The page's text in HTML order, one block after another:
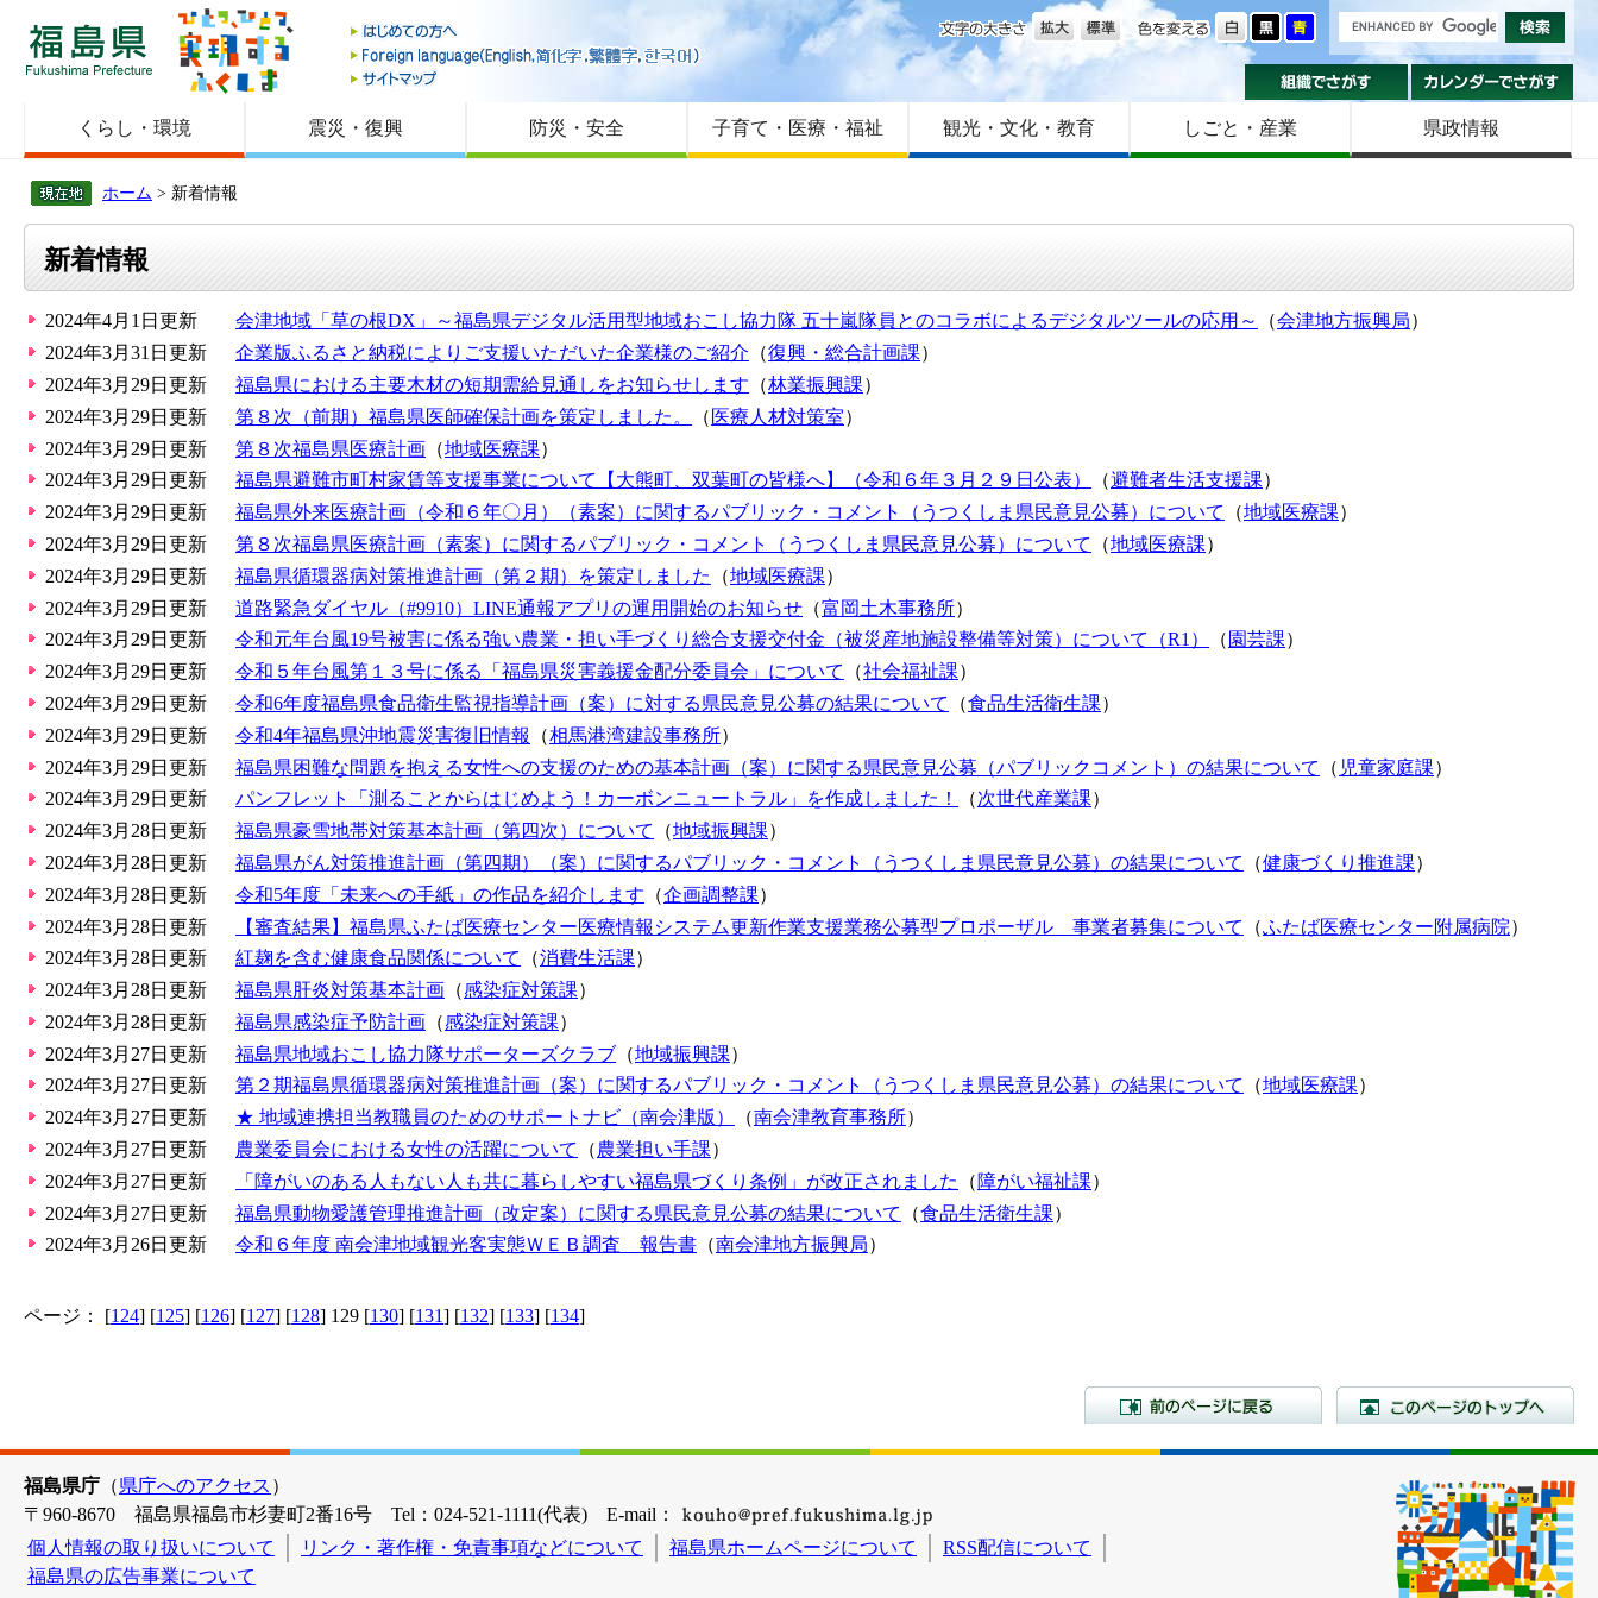
福島県
はじめての方へ
Foreign language
サイトマップ
色を変える
文字の大きさ
組織でさがす
くらし・環境 震災・復興 防災・安全 子育て・医療・福祉 観光・文化・教育 しごと・産業 県政情報
ホーム > 新着情報
新着情報
2024年4月1日更新 会津地域「草の根DX」～福島県デジタル活用型地域おこし協力隊 五十嵐隊員とのコラボによるデジタルツールの応用～ （会津地方振興局）
2024年3月31日更新
企業版ふるさと納税によりご支援いただいた企業様のご紹介 （復興・総合計画課）
2024年3月29日更新
福島県における主要木材の短期需給見通しをお知らせします （林業振興課）
2024年3月29日更新
第８次（前期）福島県医師確保計画を策定しました。 （ 医療人材対策室）
2024年3月29日更新
第８次福島県医療計画 （地域医療課）
2024年3月29日更新
福島県避難市町村家賃等支援事業について【大熊町、双葉町の皆様へ】（令和６年３月２９日公表） （避難者生活支援課）
2024年3月29日更新
福島県外来医療計画（令和６年〇月）（素案）に関するパブリック・コメント（うつくしま県民意見公募）について （地域医療課）
2024年3月29日更新
第８次福島県医療計画（素案）に関するパブリック・コメント（うつくしま県民意見公募）について （地域医療課）
2024年3月29日更新
福島県循環器病対策推進計画（第２期）を策定しました （地域医療課）
2024年3月29日更新
道路緊急ダイヤル（#9910）LINE通報アプリの運用開始のお知らせ （富岡土木事務所）
2024年3月29日更新
令和元年台風19号被害に係る強い農業・担い手づくり総合支援交付金（被災産地施設整備等対策）について（R1） （ 園芸課）
2024年3月29日更新
令和５年台風第１３号に係る「福島県災害義援金配分委員会」について （社会福祉課）
2024年3月29日更新
令和6年度福島県食品衛生監視指導計画（案）に対する県民意見公募の結果について （食品生活衛生課）
2024年3月29日更新
令和4年福島県沖地震災害復旧情報 （相馬港湾建設事務所）
2024年3月29日更新
福島県困難な問題を抱える女性への支援のための基本計画（案）に関する県民意見公募（パブリックコメント）の結果について （ 児童家庭課）
2024年3月29日更新
パンフレット「測ることからはじめよう！カーボンニュートラル」を作成しました！ （次世代産業課）
2024年3月28日更新
福島県豪雪地帯対策基本計画（第四次）について （地域振興課）
2024年3月28日更新
福島県がん対策推進計画（第四期）（案）に関するパブリック・コメント（うつくしま県民意見公募）の結果について （健康づくり推進課）
2024年3月28日更新
令和5年度「未来への手紙」の作品を紹介します （企画調整課）
2024年3月28日更新
【審査結果】福島県ふたば医療センター医療情報システム更新作業支援業務公募型プロポーザル 事業者募集について （ふたば医療センター附属病院）
2024年3月28日更新
紅麹を含む健康食品関係について （消費生活課）
2024年3月28日更新
福島県肝炎対策基本計画 （感染症対策課）
2024年3月28日更新
福島県感染症予防計画 （感染症対策課）
2024年3月27日更新
福島県地域おこし協力隊サポーターズクラブ （地域振興課）
2024年3月27日更新
第２期福島県循環器病対策推進計画（案）に関するパブリック・コメント（うつくしま県民意見公募）の結果について （地域医療課）
2024年3月27日更新
★ 地域連携担当教職員のためのサポートナビ（南会津版） （南会津教育事務所）
2024年3月27日更新
農業委員会における女性の活躍について （農業担い手課）
2024年3月27日更新
「障がいのある人もない人も共に暮らしやすい福島県づくり条例」が改正されました （障がい福祉課）
2024年3月27日更新
福島県動物愛護管理推進計画（改定案）に関する県民意見公募の結果について （食品生活衛生課）
2024年3月26日更新
令和６年度 南会津地域観光客実態ＷＥＢ調査 報告書 （南会津地方振興局）
ページ： [124] [125] [126] [127] [128] 129 [130] [131] [132] [133] [134]
前のページに戻る
福島県庁 （県庁へのアクセス ）
〒960-8670 福島県福島市杉妻町2番16号 Tel：024-521-1111(代表) E-mail：
個人情報の取り扱いについて
リンク・著作権・免責事項などについて 福島県ホームページについて
RSS配信について
福島県の広告事業について